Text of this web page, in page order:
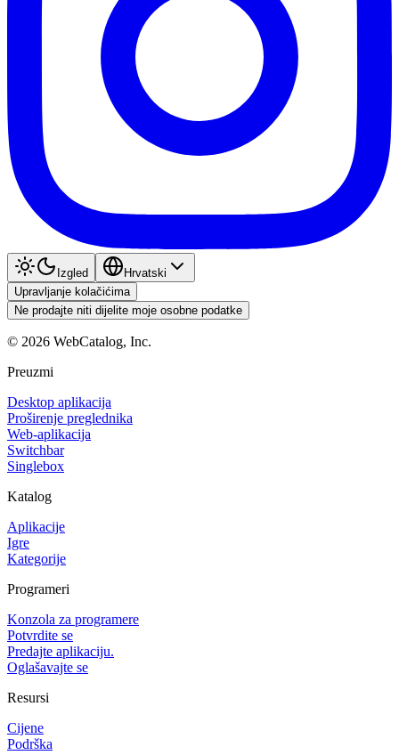
Izgled
Hrvatski
Upravljanje kolačićima
Ne prodajte niti dijelite moje osobne podatke
© 2026 WebCatalog, Inc.
Preuzmi
Desktop aplikacija
Proširenje preglednika
Web-aplikacija
Switchbar
Singlebox
Katalog
Aplikacije
Igre
Kategorije
Programeri
Konzola za programere
Potvrdite se
Predajte aplikaciju.
Oglašavajte se
Resursi
Cijene
Podrška